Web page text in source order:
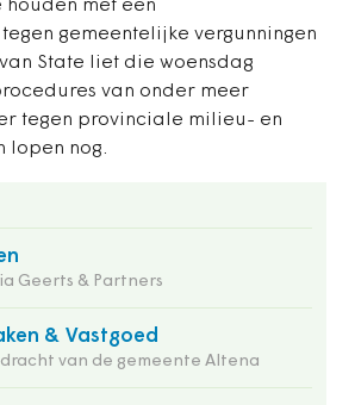
met een
gemeentelijke vergunningen
State liet die woensdag
van onder meer
tegen provinciale milieu- en
lopen nog.
Geerts & Partners
& Vastgoed
van de gemeente Altena